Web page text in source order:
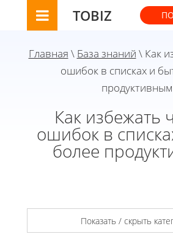
TOBIZ
Главная \ База знаний \ Как
ошибок в списках и
продуктивным
Как избежать
ошибок в
более
Показать / скрыть